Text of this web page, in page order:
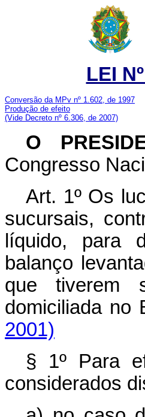
LEI
Conversão da MPv nº 1.602, de 1997
Produção de efeito
(Vide Decreto nº 6.306, de 2007)
O
Congresso
Art. 1º Os
sucursais,
líquido, para
balanço
que tiverem
domiciliada
2001)
§ 1º Para
considerados